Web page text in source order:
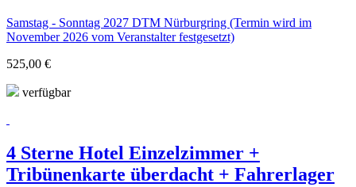
Samstag - Sonntag 2027 DTM Nürburgring (Termin wird im
November 2026 vom Veranstalter festgesetzt)
525,00 €
verfügbar
4 Sterne Hotel Einzelzimmer +
Tribünenkarte überdacht + Fahrerlager